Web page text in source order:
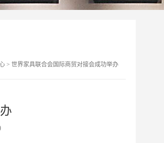
> 世界家具联合会国际商贸对接会成功举办